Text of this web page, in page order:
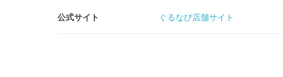
公式サイト ぐるなび店舗サイト